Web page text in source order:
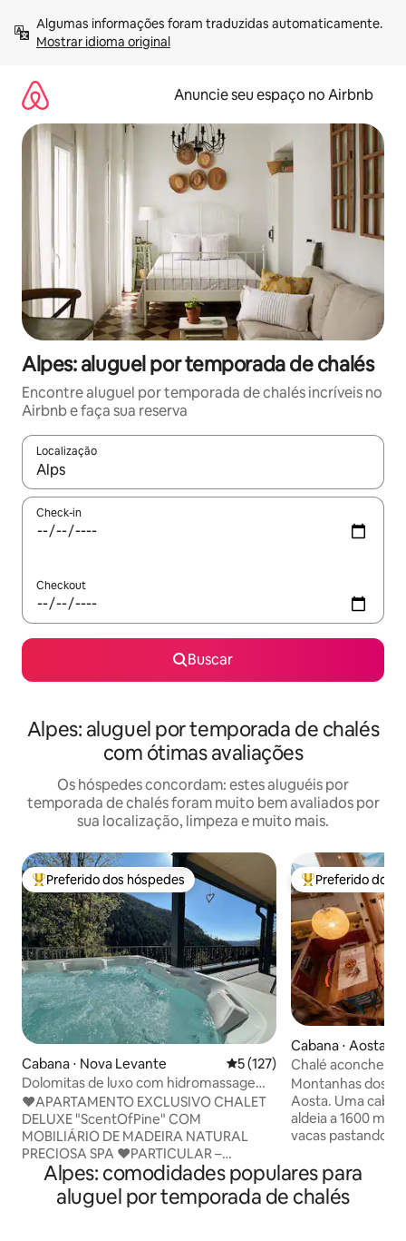
para
Mostrar idioma original
Anuncie seu espaço no Airbnb
Alpes: aluguel por temporada de chalés
Encontre aluguel por temporada de chalés incríveis no
Airbnb e faça sua reserva
Localização
Quando os resultados estiverem disponíveis, explore-os
Check-in
Checkout
Buscar
Alpes: aluguel por temporada de chalés
com ótimas avaliações
Os hóspedes concordam: estes aluguéis por
temporada de chalés foram muito bem avaliados por
sua localização, limpeza e muito mais.
Entre os melhores preferidos dos hóspedes
Preferido dos hóspedes
Cabana ⋅ Nova Levante 5 de uma avaliação média de
5 (127)
Dolomitas de luxo com hidromassagem
e sauna
♥️APARTAMENTO EXCLUSIVO CHALET
DELUXE "ScentOfPine" COM
MOBILIÁRIO DE MADEIRA NATURAL
PRECIOSA SPA ♥️PARTICULAR –
JACUZZI AQUECIDO FANTÁSTICO E
SAUNA ESPAÇOSA + VISTA INCRÍVEL
PARA AS DOLOMITAS ♥️CENTRO DE
Entre os
Preferido dos
Cabana ⋅ Aosta
Chalé
vista incrível
Montanhas dos
Aosta. Uma
aldeia a 1600
vacas pastando e
coração,
preservando as
Uma vista
Alpes: comodidades populares para
aluguel por temporada de chalés